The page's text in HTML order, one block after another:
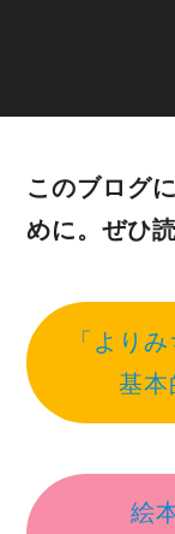
このブログ
めに。ぜひ
「より
基本
絵